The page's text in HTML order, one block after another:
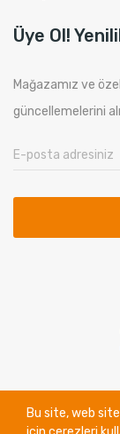
Üye Ol!
Mağazamız ve
güncellemelerini
Bu site, web